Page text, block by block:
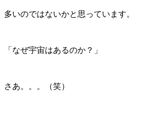
多いのではないかと思っています。
「なぜ宇宙はあるのか？」
さあ。。。（笑）